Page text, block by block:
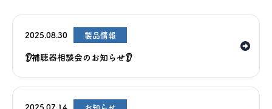
2025.08.30 製品情報
👂補聴器相談会のお知らせ👂
2025.07.14 お知らせ